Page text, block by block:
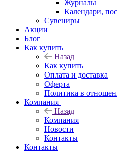
Журналы
Календари,
Сувениры
Акции
Блог
Как купить
Назад
Как купить
Оплата и доставка
Оферта
Политика в
Компания
Назад
Компания
Новости
Контакты
Контакты